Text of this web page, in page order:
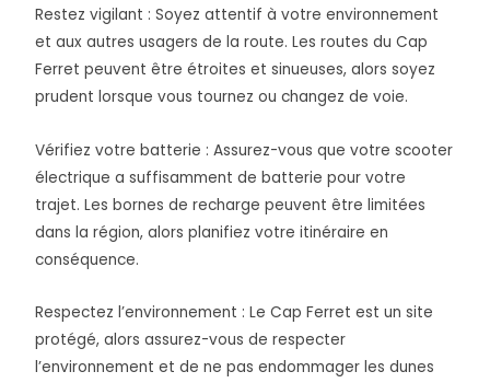
Restez vigilant : Soyez attentif à votre environnement
et aux autres usagers de la route. Les routes du Cap
Ferret peuvent être étroites et sinueuses, alors soyez
prudent lorsque vous tournez ou changez de voie.
Vérifiez votre batterie : Assurez-vous que votre scooter
électrique a suffisamment de batterie pour votre
trajet. Les bornes de recharge peuvent être limitées
dans la région, alors planifiez votre itinéraire en
conséquence.
Respectez l’environnement : Le Cap Ferret est un site
protégé, alors assurez-vous de respecter
l’environnement et de ne pas endommager les dunes